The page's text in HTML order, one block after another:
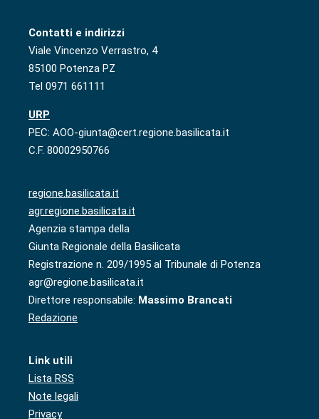
Contatti e indirizzi
Viale Vincenzo Verrastro, 4
85100 Potenza PZ
Tel 0971 661111
URP
PEC: AOO-giunta@cert.regione.basilicata.it
C.F. 80002950766
regione.basilicata.it
agr.regione.basilicata.it
Agenzia stampa della
Giunta Regionale della Basilicata
Registrazione n. 209/1995 al Tribunale di Potenza
agr@regione.basilicata.it
Direttore responsabile: Massimo Brancati
Redazione
Link utili
Lista RSS
Note legali
Privacy